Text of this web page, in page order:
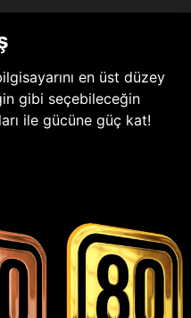
en üst düzey
gibi seçebileceğin
ile gücüne güç kat!